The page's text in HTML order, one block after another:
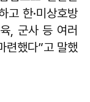
고 한·미상호방
, 군사 등 여러
련했다”고 말했